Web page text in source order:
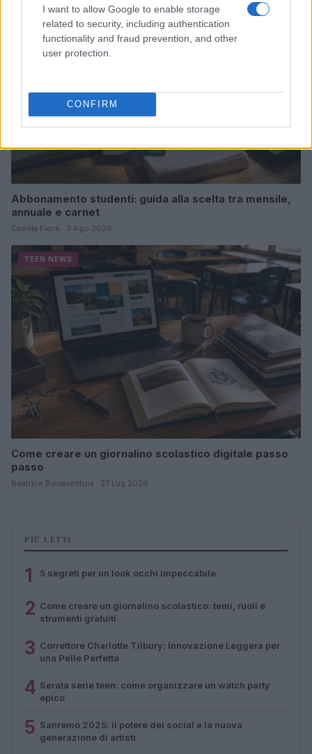
I want to allow Google to enable storage
related to security, including authentication
functionality and fraud prevention, and other
user protection.
CONFIRM
TEEN NEWS
Abbonamento studenti: guida alla scelta tra mensile,
annuale e carnet
Camilla Fiore · 3 Ago 2026
TEEN NEWS
Come creare un giornalino scolastico digitale passo
passo
Beatrice Bonaventura · 27 Lug 2026
PIÙ LETTI
1 5 segreti per un look occhi impeccabile
2 Come creare un giornalino scolastico: temi, ruoli e
strumenti gratuiti
3 Correttore Charlotte Tilbury: Innovazione Leggera per
una Pelle Perfetta
4 Serata serie teen: come organizzare un watch party
epico
5 Sanremo 2025: il potere dei social e la nuova
generazione di artisti